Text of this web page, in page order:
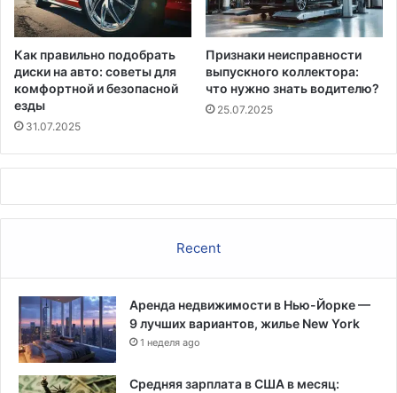
Как правильно подобрать
диски на авто: советы для
комфортной и безопасной
езды
31.07.2025
Признаки неисправности
выпускного коллектора:
что нужно знать водителю?
25.07.2025
Recent
Аренда недвижимости в Нью-Йорке —
9 лучших вариантов, жилье New York
1 неделя ago
Средняя зарплата в США в месяц: